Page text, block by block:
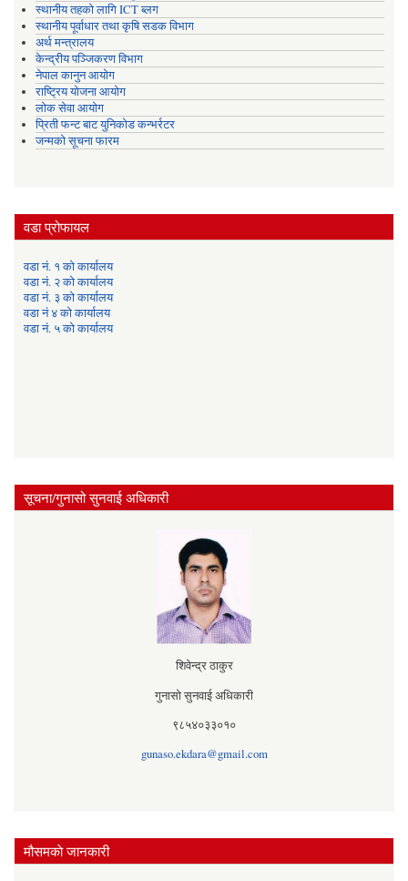
स्थानीय तहको लागि ICT ब्लग
स्थानीय पूर्वाधार तथा कृषि सडक विभाग
अर्थ मन्त्रालय
केन्द्रीय पञ्जिकरण विभाग
नेपाल कानुन आयोग
राष्ट्रिय योजना आयोग
लोक सेवा आयोग
प्रिती फन्ट बाट युनिकोड कन्भर्रटर
जन्मको सूचना फारम
वडा प्रोफायल
वडा नं. १ को कार्यालय
वडा नं. २ को कार्यालय
वडा नं. ३ को कार्यालय
वडा नं ४ को कार्यालय
वडा नं. ५ को कार्यालय
सूचना/गुनासो सुनवाई अधिकारी
शिवेन्द्र ठाकुर
गुनासो सुनवाई अधिकारी
९८५४०३३०१०
gunaso.ekdara@gmail.com
मौसमकाे जानकारी